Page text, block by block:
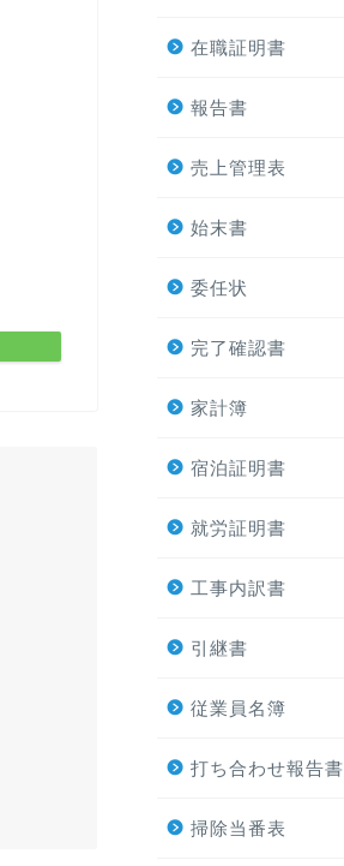
在職証明書
報告書
売上管理表
始末書
委任状
完了確認書
家計簿
宿泊証明書
就労証明書
工事内訳書
引継書
従業員名簿
打ち合わせ報告書
掃除当番表